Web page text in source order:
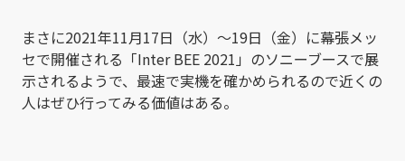
まさに2021年11月17日（水）～19日（金）に幕張メッ
セで開催される「Inter BEE 2021」のソニーブースで展
示されるようで、最速で実機を確かめられるので近くの
人はぜひ行ってみる価値はある。